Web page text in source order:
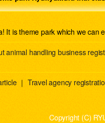
It is theme park which we can
animal handling business
｜ Travel agency
Copyright (C)